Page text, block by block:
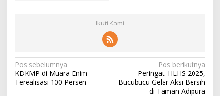
Ikuti Kami
N
a
Pos sebelumnya
KDKMP di Muara Enim
Terealisasi 100 Persen
Pos berikutnya
Peringati HLHS 2025,
Bucubucu Gelar Aksi Bersih
di Taman Adipura